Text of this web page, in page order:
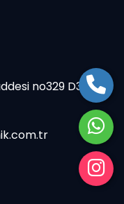
no329 D3